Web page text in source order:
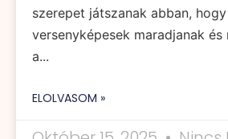
szerepet játszanak abban,
versenyképesek maradjanak és
a...
ELOLVASOM »